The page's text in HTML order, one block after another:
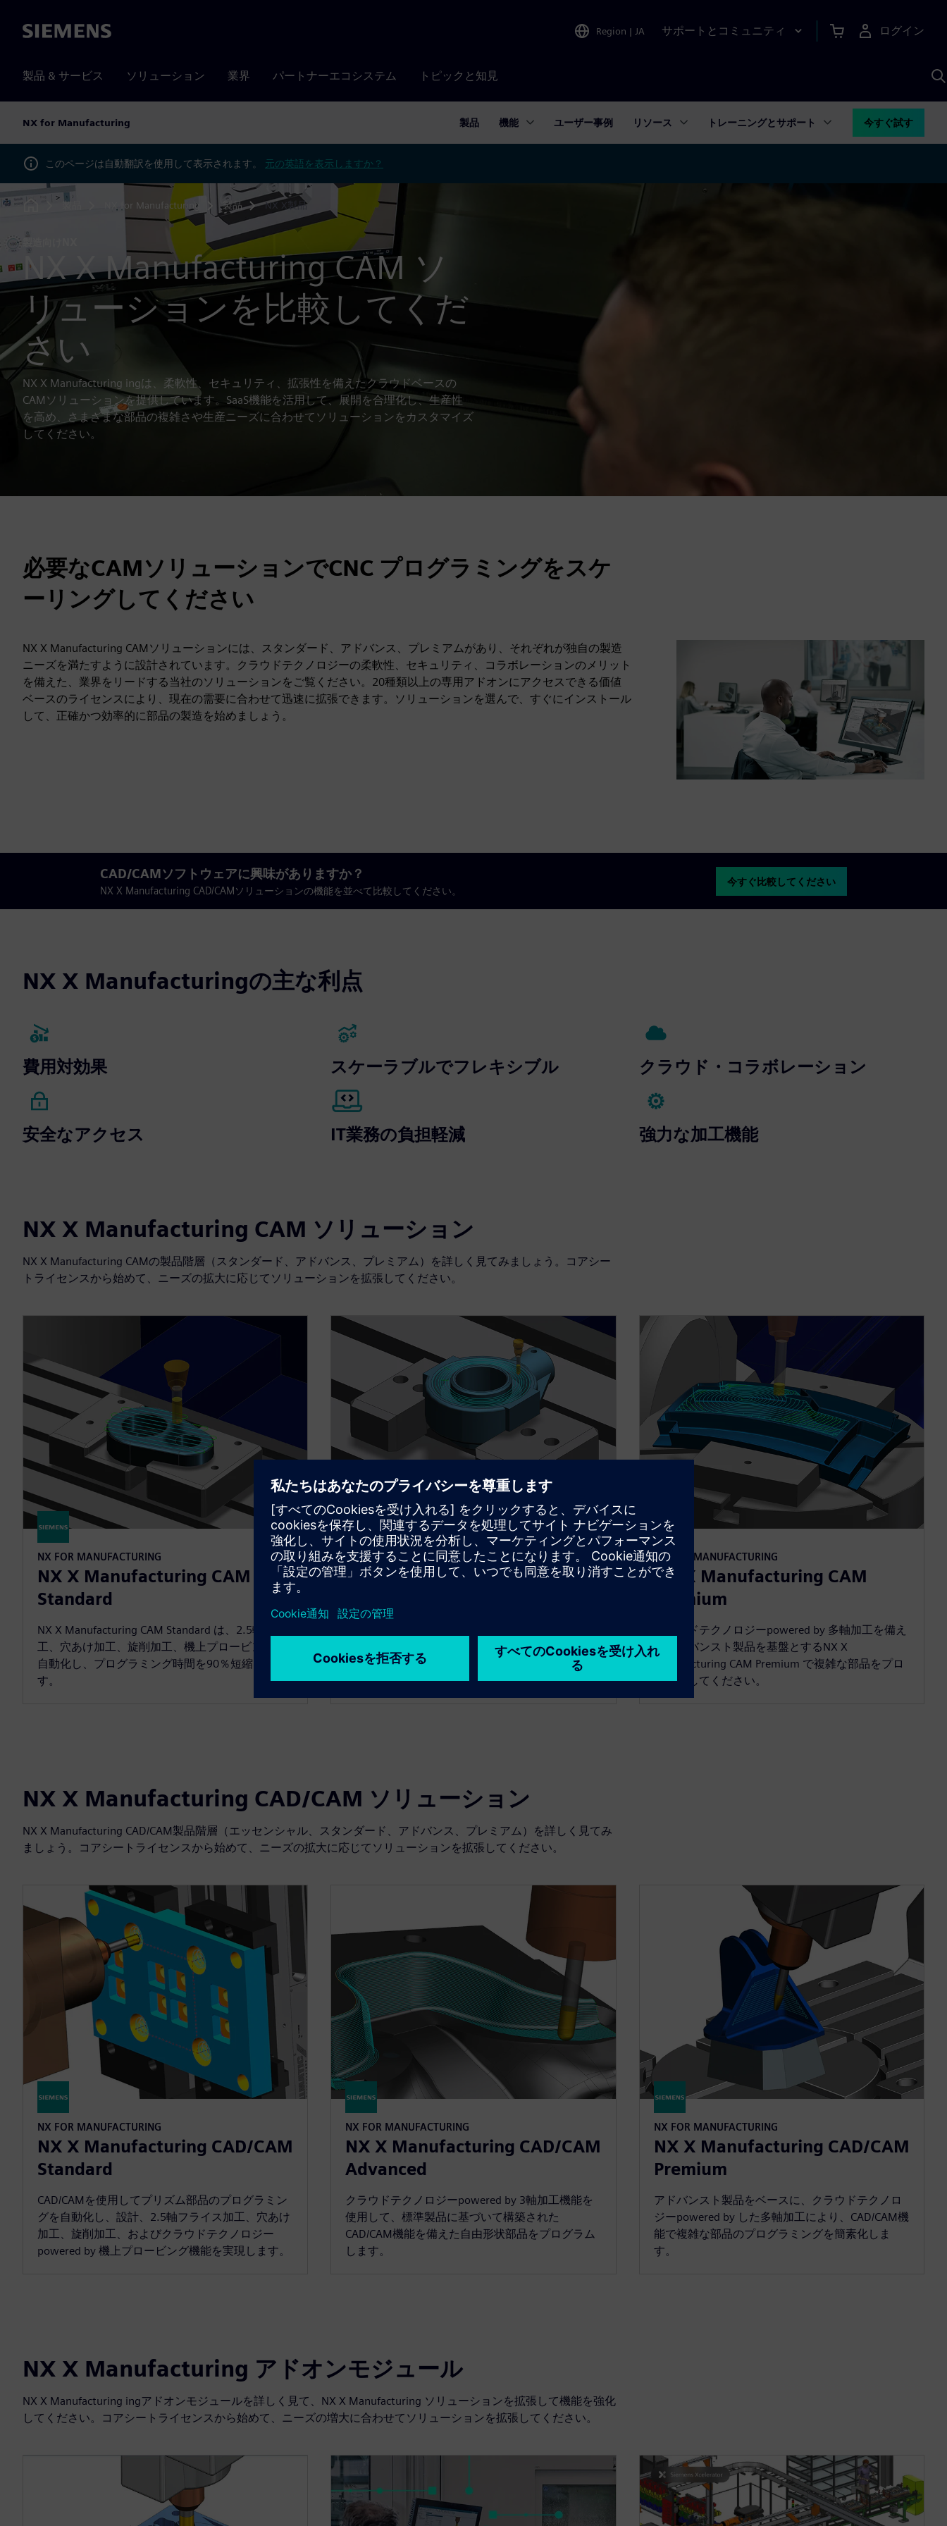
Siemens Region | JA サポートとコミュニティ ログイン
製品 & サービス ソリューション 業界 パートナーエコシステム トピックと知見
NX for Manufacturing 製品 機能 ユーザー事例 リソース トレーニングとサポート 今すぐ試す
このページは自動翻訳を使用して表示されます。 元の英語を表示しますか？
製品 NX for Manufacturing 製品 NX X製品
NX X Manufacturing CAM ソ
リューションを比較してくだ
さい
NX X Manufacturing ingは、柔軟性、セキュリティ、拡張性を備えたクラウドベースの
CAMソリューションを提供しています。SaaS機能を活用して、展開を合理化し、生産性
を高め、さまざまな部品の複雑さや生産ニーズに合わせてソリューションをカスタマイズ
してください。
必要なCAMソリューションでCNC プログラミングをスケ
ーリングしてください
NX X Manufacturing CAMソリューションには、スタンダード、アドバンス、プレミアムがあり、それぞれが独自の製造
ニーズを満たすように設計されています。クラウドテクノロジーの柔軟性、セキュリティ、コラボレーションのメリット
を備えた、業界をリードする当社のソリューションをご覧ください。20種類以上の専用アドオンにアクセスできる価値
ベースのライセンスにより、現在の需要に合わせて迅速に拡張できます。ソリューションを選んで、すぐにインストール
して、正確かつ効率的に部品の製造を始めましょう。
CAD/CAMソフトウェアに興味がありますか？
NX X Manufacturing CAD/CAMソリューションの機能を並べて比較してください。
今すぐ比較してください
NX X Manufacturingの主な利点
費用対効果 スケーラブルでフレキシブル クラウド・コラボレーション
安全なアクセス IT業務の負担軽減 強力な加工機能
NX X Manufacturing CAM ソリューション
NX X Manufacturing CAMの製品階層（スタンダード、アドバンス、プレミアム）を詳しく見てみましょう。コアシー
トライセンスから始めて、ニーズの拡大に応じてソリューションを拡張してください。
NX FOR MANUFACTURING
NX X Manufacturing CAM
Standard
NX X Manufacturing CAM Standard は、2.5軸加
工、穴あけ加工、旋削加工、機上プロービングを
自動化し、プログラミング時間を90％短縮しま
す。
NX FOR MANUFACTURING
NX X Manufacturing CAM
用して、標準製品に基づいて構築されたNX X
Manufacturing CAM Advanced で自由曲面部品をプ
ログラムします。
NX FOR MANUFACTURING
NX X Manufacturing CAM
Premium
クラウドテクノロジーpowered by 多軸加工を備え
たアドバンスト製品を基盤とするNX X
Manufacturing CAM Premium で複雑な部品をプロ
グラムしてください。
NX X Manufacturing CAD/CAM ソリューション
NX X Manufacturing CAD/CAM製品階層（エッセンシャル、スタンダード、アドバンス、プレミアム）を詳しく見てみ
ましょう。コアシートライセンスから始めて、ニーズの拡大に応じてソリューションを拡張してください。
NX FOR MANUFACTURING
NX X Manufacturing CAD/CAM
Standard
CAD/CAMを使用してプリズム部品のプログラミン
グを自動化し、設計、2.5軸フライス加工、穴あけ
加工、旋削加工、およびクラウドテクノロジー
powered by 機上プロービング機能を実現します。
NX FOR MANUFACTURING
NX X Manufacturing CAD/CAM
Advanced
クラウドテクノロジーpowered by 3軸加工機能を
使用して、標準製品に基づいて構築された
CAD/CAM機能を備えた自由形状部品をプログラム
します。
NX FOR MANUFACTURING
NX X Manufacturing CAD/CAM
Premium
アドバンスト製品をベースに、クラウドテクノロ
ジーpowered by した多軸加工により、CAD/CAM機
能で複雑な部品のプログラミングを簡素化しま
す。
NX X Manufacturing アドオンモジュール
NX X Manufacturing ingアドオンモジュールを詳しく見て、NX X Manufacturing ソリューションを拡張して機能を強化
してください。コアシートライセンスから始めて、ニーズの増大に合わせてソリューションを拡張してください。